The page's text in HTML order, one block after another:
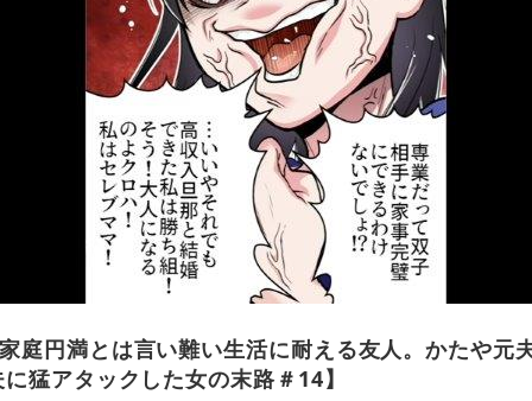
庭円満とは言い難い生活に耐える友人。かたや元
猛アタックした女の末路＃14】